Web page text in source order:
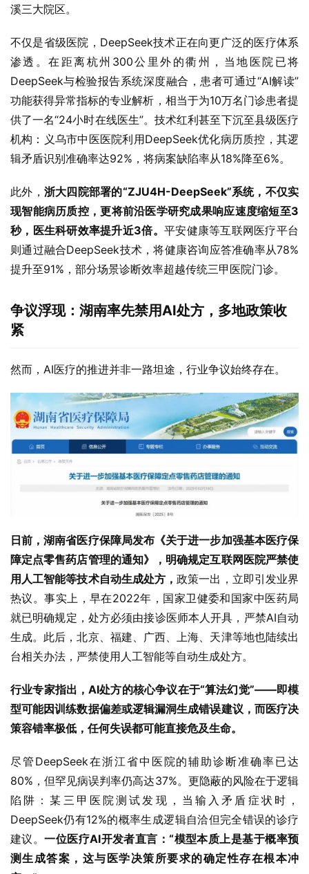
溪三大院区。
不仅是省级医院，DeepSeek技术正在向更广泛的医疗体系
渗透。在距离杭州300公里外的衢州，当地医院已将
DeepSeek与检验报告系统深度融合，患者可通过“AI解读”
功能获得异常指标的专业解析，相当于为10万名门诊患者提
供了一名“24小时在线医生”。技术红利甚至下沉至县级医疗
机构：义乌市中医医院利用DeepSeek优化病历质控，其逻
辑矛盾识别准确率达92%，将病案缺陷率从18%降至6%。
此外， 浙大四院部署的“ZJU4H-DeepSeek”系统，不仅实
现智能病历质控，更将前沿医学研究成果响应速度缩短至3
秒，医生科研效率提升近3倍‌。平安健康等互联网医疗平台
则通过融合DeepSeek技术，将健康咨询应答准确率从78%
提升至91%，部分场景诊断效率超越传统三甲医院门诊‌。
争议浮现：湖南率先禁用AI处方，多地政策收
紧
然而，AI医疗的推进并非一路坦途，行业争议始终存在。
日前，湖南省医疗保障局发布《关于进一步加强基本医疗保
障定点零售药店管理的通知》，明确规定互联网医院严禁使
用人工智能等技术自动生成处方，政策一出，立即引发业界
热议。事实上，早在2022年，国家卫健委和国家中医药局
就已明确规定，处方必须由接诊医师本人开具，严禁AI自动
生成。此后，北京、福建、广西、上海、天津等地也陆续出
台相关办法，严禁使用人工智能等自动生成处方。
行业专家指出，AI处方的核心争议在于“算法幻觉”——即模
型可能因训练数据偏差或逻辑漏洞生成错误建议，而医疗决
策容错率极低，任何失误都可能直接危及生命。
尽管DeepSeek在浙江省中医院的辅助诊断准确率已达
80%，但罕见病误判率仍高达37%。更隐蔽的风险在于逻辑
陷阱：某三甲医院测试发现，当输入矛盾症状时，
DeepSeek仍有12%的概率生成逻辑自洽但完全错误的诊疗
建议。一位医疗AI开发者直言：“模型本质上是基于概率预
测生成答案，这与医学决策所要求的确定性存在根本冲